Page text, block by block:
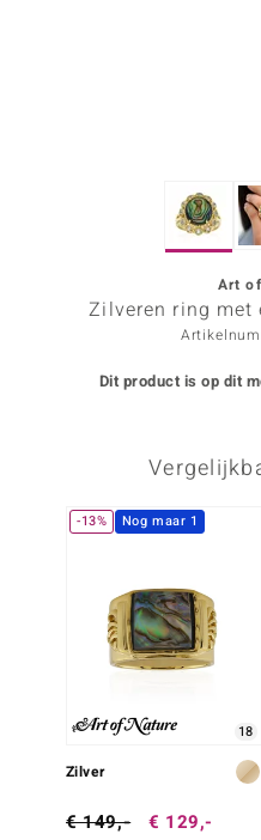
Collection
Art
Zilveren ring met
Dit product is op dit
-13% Nog maar 1
18
Zilver
€ 149,- € 129,-